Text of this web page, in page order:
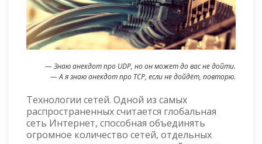
— Знаю анекдот про UDP, но он может до вас не дойти.
— А я знаю анекдот про TCP, если не дойдёт, повторю.
Технологии сетей. Одной из самых
распространенных считается глобальная
сеть Интернет, способная объединять
огромное количество сетей, отдельных